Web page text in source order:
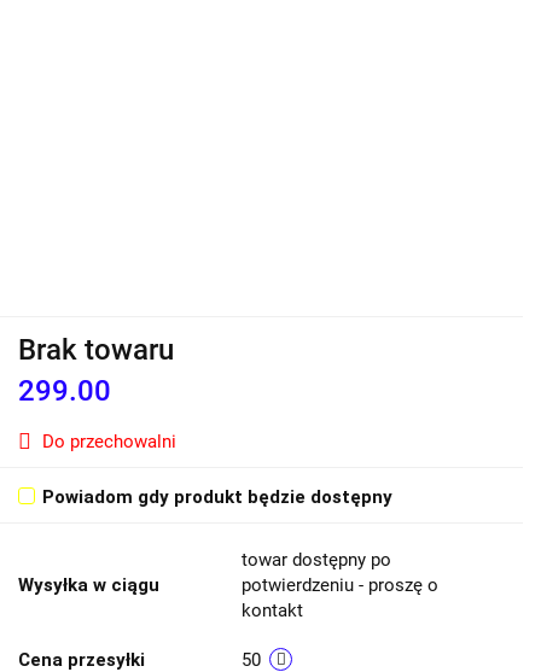
Brak towaru
299.00
Do przechowalni
Powiadom gdy produkt będzie dostępny
Wysyłka w ciągu
towar dostępny po
potwierdzeniu - proszę o
kontakt
Cena przesyłki 50